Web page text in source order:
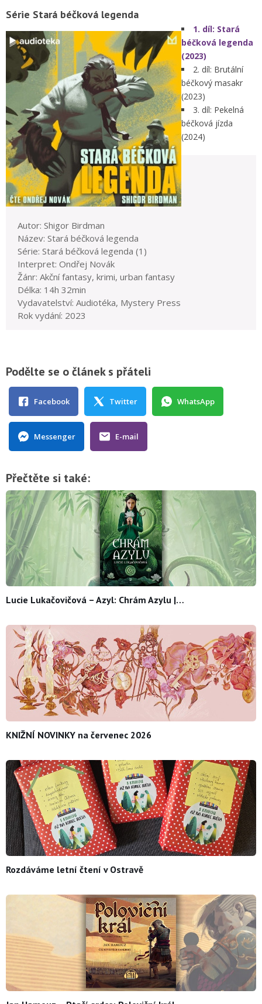
Série Stará béčková legenda
1. díl: Stará
béčková legenda
(2023)
2. díl: Brutální
béčkový masakr
(2023)
3. díl: Pekelná
béčková jízda
(2024)
Autor: Shigor Birdman
Název: Stará béčková legenda
Série: Stará béčková legenda (1)
Interpret: Ondřej Novák
Žánr: Akční fantasy, krimi, urban fantasy
Délka: 14h 32min
Vydavatelství: Audiotéka, Mystery Press
Rok vydání: 2023
Podělte se o článek s přáteli
Facebook Twitter WhatsApp
Messenger E-mail
Přečtěte si také:
Lucie Lukačovičová – Azyl: Chrám Azylu |…
KNIŽNÍ NOVINKY na červenec 2026
Rozdáváme letní čtení v Ostravě